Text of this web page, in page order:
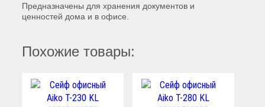
Предназначены для хранения документов и
ценностей дома и в офисе.
Похожие товары: